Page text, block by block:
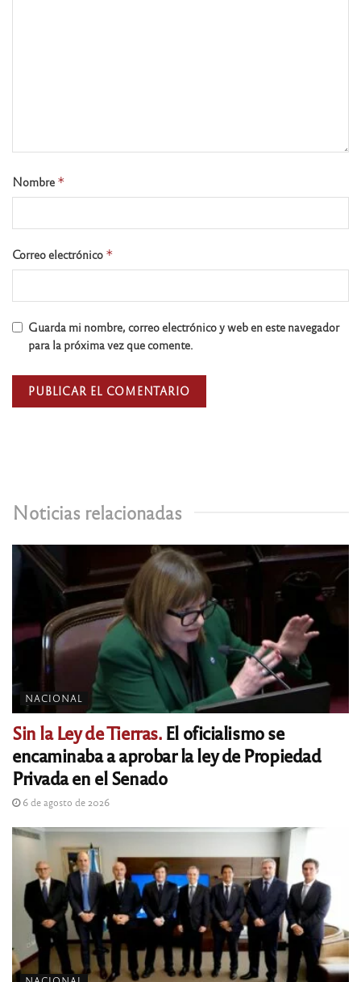
Noticias relacionadas
NACIONAL
Sin la Ley de Tierras.El oficialismo se
encaminaba a aprobar la ley de Propiedad
Privada en el Senado
6 de agosto de 2026
Nombre *
Correo electrónico *
Guarda mi nombre, correo electrónico y web en este navegador
para la próxima vez que comente.